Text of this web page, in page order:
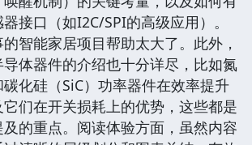
接口（如I2C/SPI的高级应用）。
智能家居项目帮助太大了。此外，
体器件的介绍也十分详尽，比如氮
化硅（SiC）功率器件在效率提升
们在开关损耗上的优势，这些都是
的重点。阅读体验方面，虽然内容